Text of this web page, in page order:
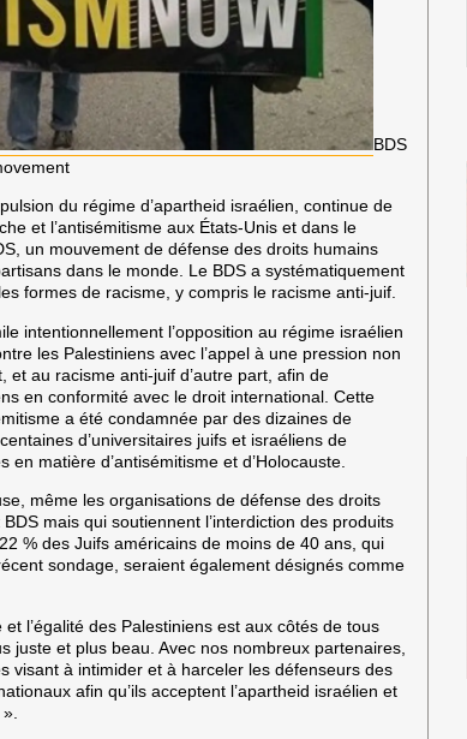
BDS
du régime d’apartheid israélien, continue de
et l’antisémitisme aux États-Unis et dans le
un mouvement de défense des droits humains
dans le monde. Le BDS a systématiquement
formes de racisme, y compris le racisme anti-juif.
intentionnellement l’opposition au régime israélien
les Palestiniens avec l’appel à une pression non
et au racisme anti-juif d’autre part, afin de
en conformité avec le droit international. Cette
a été condamnée par des dizaines de
d’universitaires juifs et israéliens de
matière d’antisémitisme et d’Holocauste.
même les organisations de défense des droits
mais qui soutiennent l’interdiction des produits
% des Juifs américains de moins de 40 ans, qui
sondage, seraient également désignés comme
l’égalité des Palestiniens est aux côtés de tous
juste et plus beau. Avec nos nombreux partenaires,
visant à intimider et à harceler les défenseurs des
afin qu’ils acceptent l’apartheid israélien et